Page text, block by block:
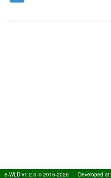
e-WLD v1.2.0 © 2016-2026 Developed at: